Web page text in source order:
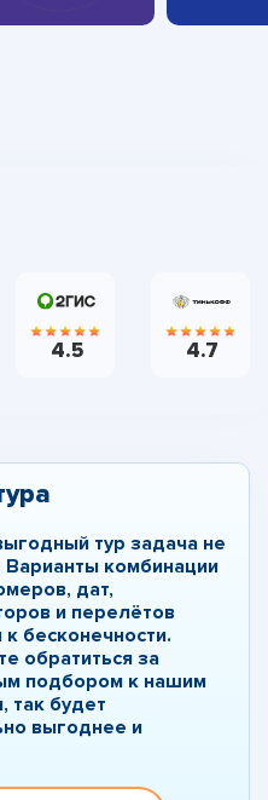
4.5 4.7
тур задача не
Варианты комбинации
дат,
и перелётов
к бесконечности.
обратиться за
подбором к нашим
так будет
выгоднее и